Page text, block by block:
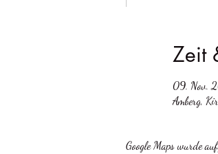
Zeit
09. Nov.
Amberg,
Google Maps wurde